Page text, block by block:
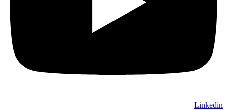
Linkedin